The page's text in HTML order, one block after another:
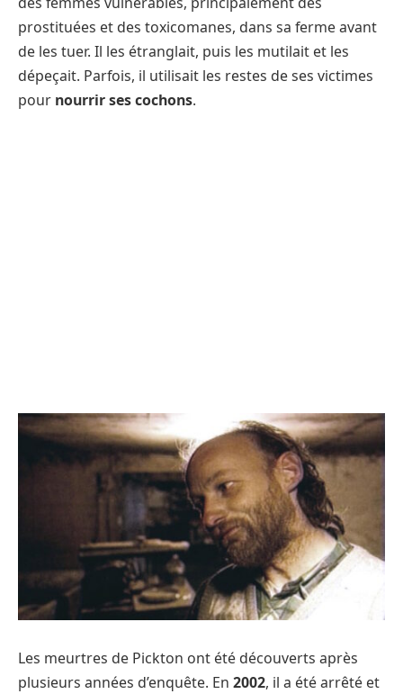
prostituées et des toxicomanes, dans sa ferme avant
de les tuer. Il les étranglait, puis les mutilait et les
dépeçait. Parfois, il utilisait les restes de ses victimes
pour nourrir ses cochons.
Les meurtres de Pickton ont été découverts après
plusieurs années d’enquête. En 2002, il a été arrêté et